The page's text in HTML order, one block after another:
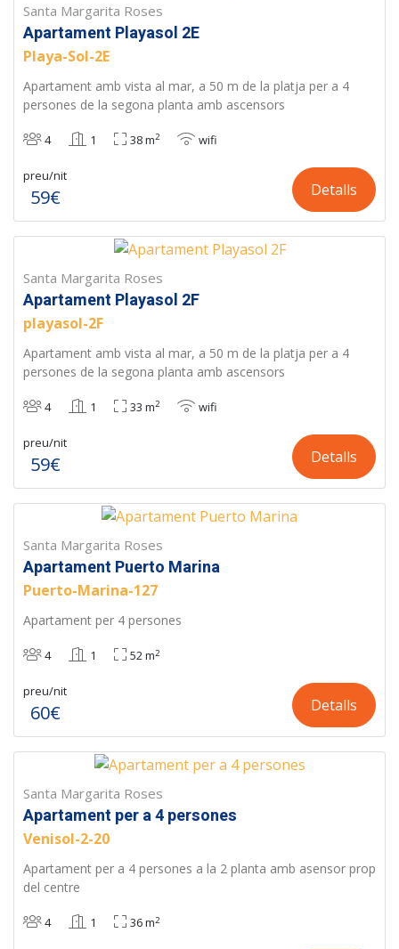
Santa Margarita Roses
Apartament Playasol 2E
Playa-Sol-2E
Apartament amb vista al mar, a 50 m de la platja per a 4
persones de la segona planta amb ascensors
4 1 38 m2 wifi
preu/nit
59€ Detalls
Santa Margarita Roses
Apartament Playasol 2F
playasol-2F
Apartament amb vista al mar, a 50 m de la platja per a 4
persones de la segona planta amb ascensors
4 1 33 m2 wifi
preu/nit
59€ Detalls
Santa Margarita Roses
Apartament Puerto Marina
Puerto-Marina-127
Apartament per 4 persones
4 1 52 m2
preu/nit
60€ Detalls
Santa Margarita Roses
Apartament per a 4 persones
Venisol-2-20
Apartament per a 4 persones a la 2 planta amb asensor prop
del centre
4 1 36 m2